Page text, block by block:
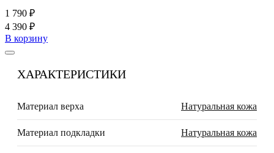
1 790 ₽
4 390 ₽
В корзину
ХАРАКТЕРИСТИКИ
Материал верха Натуральная кожа
Материал подкладки Натуральная кожа